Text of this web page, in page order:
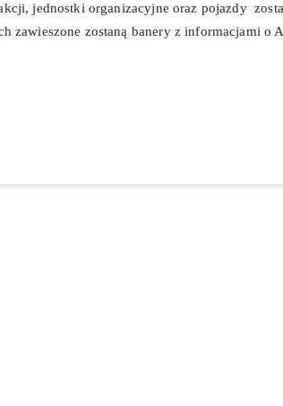
jednostki organizacyjne oraz pojazdy
zawieszone zostaną banery z informacjami o